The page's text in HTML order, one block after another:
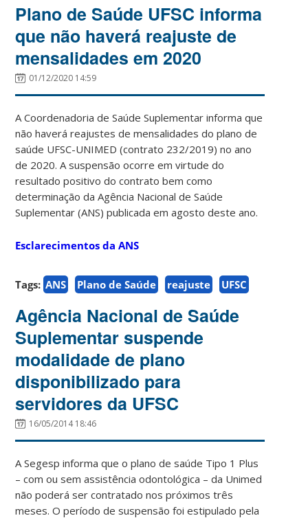
Plano de Saúde UFSC informa
que não haverá reajuste de
mensalidades em 2020
01/12/2020 14:59
A Coordenadoria de Saúde Suplementar informa que
não haverá reajustes de mensalidades do plano de
saúde UFSC-UNIMED (contrato 232/2019) no ano
de 2020. A suspensão ocorre em virtude do
resultado positivo do contrato bem como
determinação da Agência Nacional de Saúde
Suplementar (ANS) publicada em agosto deste ano.
Esclarecimentos da ANS
Tags: ANS Plano de Saúde reajuste UFSC
Agência Nacional de Saúde
Suplementar suspende
modalidade de plano
disponibilizado para
servidores da UFSC
16/05/2014 18:46
A Segesp informa que o plano de saúde Tipo 1 Plus
– com ou sem assistência odontológica – da Unimed
não poderá ser contratado nos próximos três
meses. O período de suspensão foi estipulado pela